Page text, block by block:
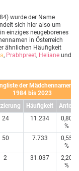
wurde der Name
sich hier also um
einziges neugeborenes
in Österreich
ähnlichen Häufigkeit
, Prabhpreet, Heliane und
der Mädchennamen
1984 bis 2023
Häufigkeit
Anteil
24 11.234
0,80
%
50 7.733
0,55
%
2 31.037
2,20
%